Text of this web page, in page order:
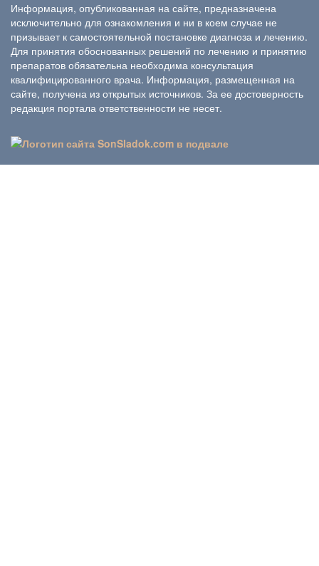
Информация, опубликованная на сайте, предназначена
исключительно для ознакомления и ни в коем случае не
призывает к самостоятельной постановке диагноза и лечению.
Для принятия обоснованных решений по лечению и принятию
препаратов обязательна необходима консультация
квалифицированного врача. Информация, размещенная на
сайте, получена из открытых источников. За ее достоверность
редакция портала ответственности не несет.